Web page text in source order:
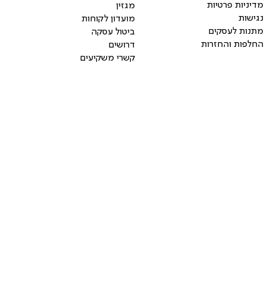
מדיניות פרטיות
נגישות
מתנות לעסקים
החלפות והחזרות
מגזין
מועדון לקוחות
ביטול עסקה
דרושים
קשרי משקיעים